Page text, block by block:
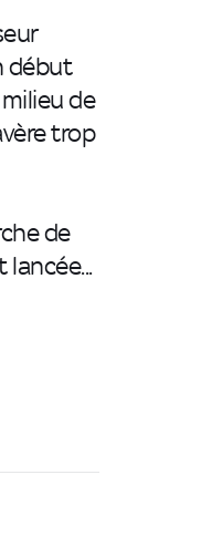
début
de
trop
de